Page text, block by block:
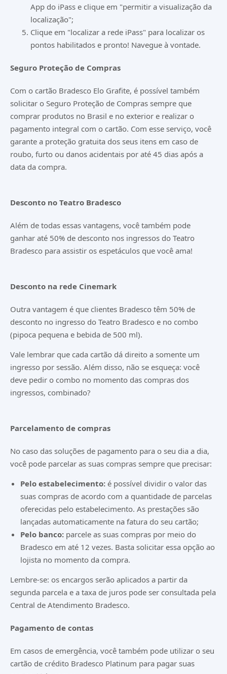
App do iPass e clique em "permitir a visualização da
localização";
Clique em "localizar a rede iPass" para localizar os
pontos habilitados e pronto! Navegue à vontade.
Seguro Proteção de Compras
Com o cartão Bradesco Elo Grafite, é possível também
solicitar o Seguro Proteção de Compras sempre que
comprar produtos no Brasil e no exterior e realizar o
pagamento integral com o cartão. Com esse serviço, você
garante a proteção gratuita dos seus itens em caso de
roubo, furto ou danos acidentais por até 45 dias após a
data da compra.
Desconto no Teatro Bradesco
Além de todas essas vantagens, você também pode
ganhar até 50% de desconto nos ingressos do Teatro
Bradesco para assistir os espetáculos que você ama!
Desconto na rede Cinemark
Outra vantagem é que clientes Bradesco têm 50% de
desconto no ingresso do Teatro Bradesco e no combo
(pipoca pequena e bebida de 500 ml).
Vale lembrar que cada cartão dá direito a somente um
ingresso por sessão. Além disso, não se esqueça: você
deve pedir o combo no momento das compras dos
ingressos, combinado?
Parcelamento de compras
No caso das soluções de pagamento para o seu dia a dia,
você pode parcelar as suas compras sempre que precisar:
Pelo estabelecimento: é possível dividir o valor das
suas compras de acordo com a quantidade de parcelas
oferecidas pelo estabelecimento. As prestações são
lançadas automaticamente na fatura do seu cartão;
Pelo banco: parcele as suas compras por meio do
Bradesco em até 12 vezes. Basta solicitar essa opção ao
lojista no momento da compra.
Lembre-se: os encargos serão aplicados a partir da
segunda parcela e a taxa de juros pode ser consultada pela
Central de Atendimento Bradesco.
Pagamento de contas
Em casos de emergência, você também pode utilizar o seu
cartão de crédito Bradesco Platinum para pagar suas